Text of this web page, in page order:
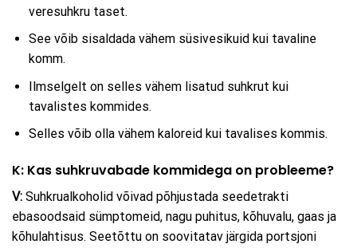
veresuhkru taset.
See võib sisaldada vähem süsivesikuid kui tavaline
komm.
Ilmselgelt on selles vähem lisatud suhkrut kui
tavalistes kommides.
Selles võib olla vähem kaloreid kui tavalises kommis.
K: Kas suhkruvabade kommidega on probleeme?
V: Suhkrualkoholid võivad põhjustada seedetrakti
ebasoodsaid sümptomeid, nagu puhitus, kõhuvalu, gaas ja
kõhulahtisus. Seetõttu on soovitatav järgida portsjoni